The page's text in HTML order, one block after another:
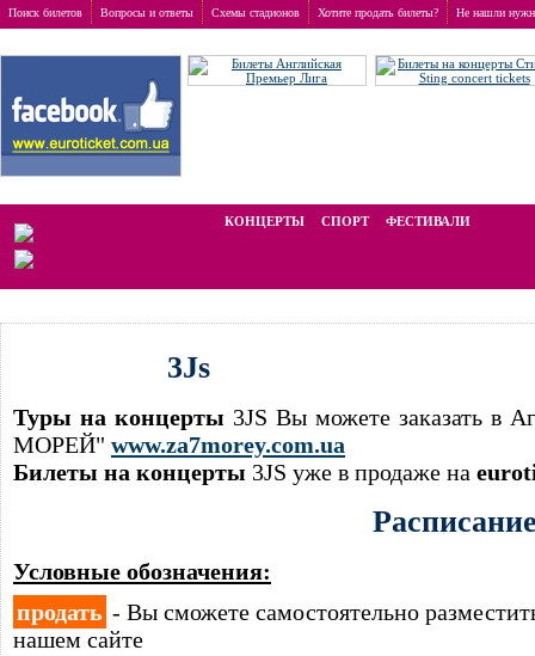
Поиск билетов Вопросы и ответы Схемы стадионов Хотите продать билеты? Не нашли
КОНЦЕРТЫ СПОРТ ФЕСТИВАЛИ
3Js
Туры на концерты 3JS Вы можете заказать в
МОРЕЙ" www.za7morey.com.ua
Билеты на концерты 3JS уже в продаже на
Условные обозначения:
продать - Вы сможете самостоятельно
нашем сайте